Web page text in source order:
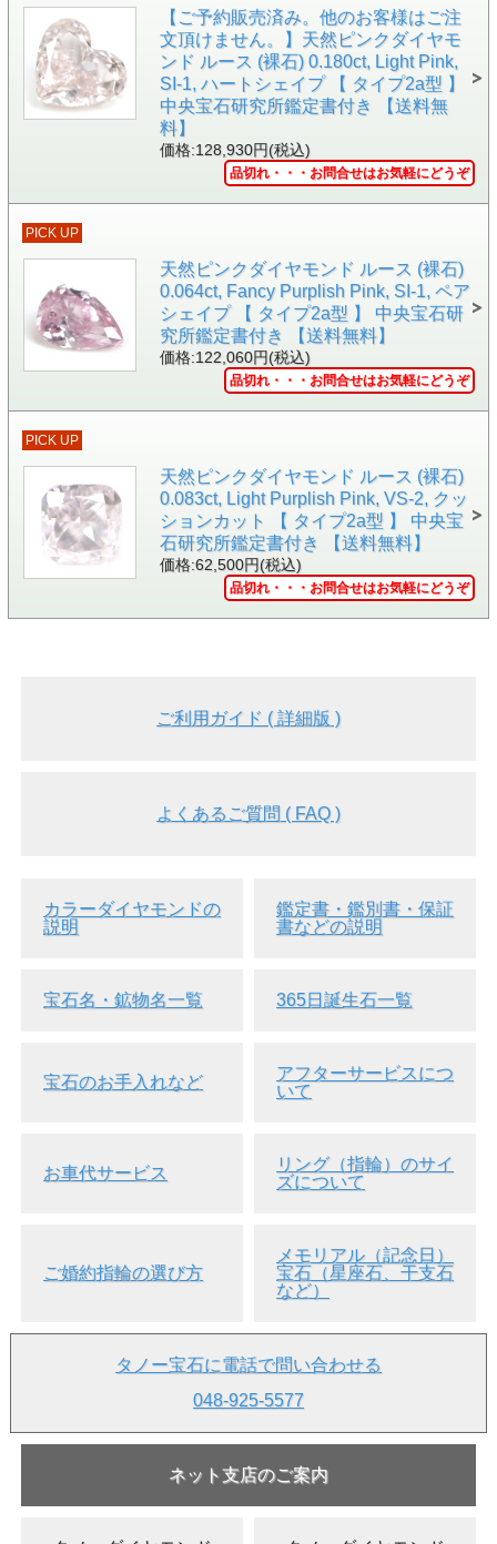
▲ソーティング画像 中央宝石研究所発行
▲ルース専用ケースイメージです。中央のピンクダイヤは撮
影用であり、ケースには含まれません。
●11月14日の誕生日石の『ラベンダーヒスイ (ラベンダージ
ェイド、ラベンダージェード、紫ひすい)』です。
宝石からのメッセージは『風の便り』。
●細かな欠け、キズ等はありますが殆ど肉眼では見えないと
ラベンダーヒスイです。
ジュエリー加工を全て見る
ヒスイ
● 発送につきまして ： 発送はご注文確定後、即日～3営
業日以内です。
● コメント ： 通常、光沢の改善を目的としたワックス加
工がおこなわれています。
● 鑑別書につきまして
鑑別書をご希望の方は、別料金にて承ります。
商品と鑑別書をご一緒に発送致します。
鑑別書ご注文ページへ
【 重要なお知らせ 】
しております。返品・交換・キャンセル等についての詳しい
【ご予約販売済み。他のお客様はご注
文頂けません。】天然ピンクダイヤモ
ンド ルース (裸石) 0.180ct, Light Pink,
SI-1, ハートシェイプ 【 タイプ2a型 】
中央宝石研究所鑑定書付き 【送料無
料】
価格:128,930円(税込)
品切れ・・・お問合せはお気軽にどうぞ
PICK UP
天然ピンクダイヤモンド ルース (裸石)
0.064ct, Fancy Purplish Pink, SI-1, ペア
シェイプ 【 タイプ2a型 】 中央宝石研
究所鑑定書付き 【送料無料】
価格:122,060円(税込)
品切れ・・・お問合せはお気軽にどうぞ
PICK UP
天然ピンクダイヤモンド ルース (裸石)
0.083ct, Light Purplish Pink, VS-2, クッ
ションカット 【 タイプ2a型 】 中央宝
石研究所鑑定書付き 【送料無料】
価格:62,500円(税込)
品切れ・・・お問合せはお気軽にどうぞ
ご利用ガイド ( 詳細版 )
よくあるご質問 ( FAQ )
カラーダイヤモンドの
説明
鑑定書・鑑別書・保証
書などの説明
宝石名・鉱物名一覧 365日誕生石一覧
宝石のお手入れなど
アフターサービスにつ
いて
お車代サービス
リング（指輪）のサイ
ズについて
ご婚約指輪の選び方
メモリアル（記念日）
宝石（星座石、干支石
など）
タノー宝石に電話で問い合わせる
048-925-5577
ネット支店のご案内